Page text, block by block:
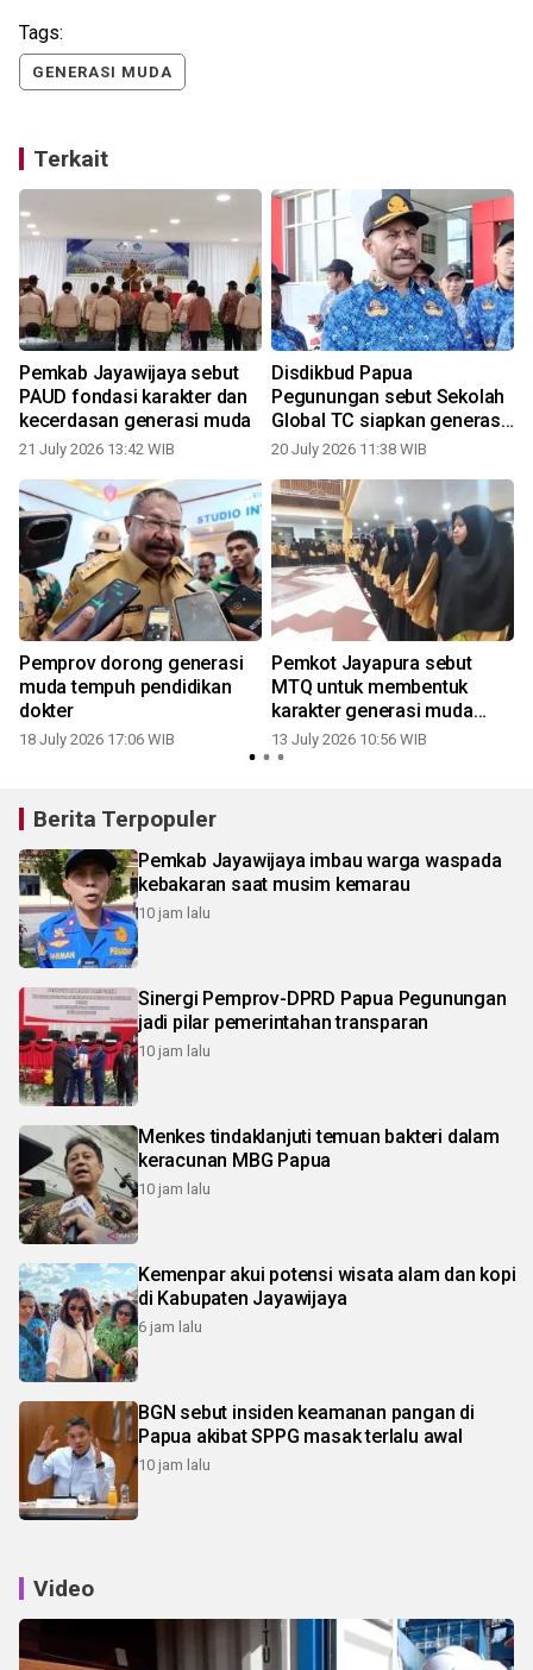
Tags:
GENERASI MUDA
Terkait
Pemkab Jayawijaya sebut
PAUD fondasi karakter dan
kecerdasan generasi muda
21 July 2026 13:42 WIB
Disdikbud Papua
Pegunungan sebut Sekolah
Global TC siapkan generasi
muda berkualitas
20 July 2026 11:38 WIB
Pemprov dorong generasi
muda tempuh pendidikan
dokter
18 July 2026 17:06 WIB
Pemkot Jayapura sebut
MTQ untuk membentuk
karakter generasi muda
Islam
13 July 2026 10:56 WIB
Berita Terpopuler
Pemkab Jayawijaya imbau warga waspada
kebakaran saat musim kemarau
10 jam lalu
Sinergi Pemprov-DPRD Papua Pegunungan
jadi pilar pemerintahan transparan
10 jam lalu
Menkes tindaklanjuti temuan bakteri dalam
keracunan MBG Papua
10 jam lalu
Kemenpar akui potensi wisata alam dan kopi
di Kabupaten Jayawijaya
6 jam lalu
BGN sebut insiden keamanan pangan di
Papua akibat SPPG masak terlalu awal
10 jam lalu
Video